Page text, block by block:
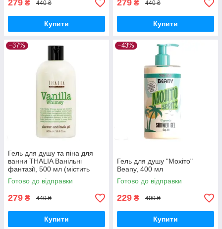
279 ₴ 440 ₴
Купити
279 ₴ 440 ₴
Купити
–37%
Гель для душу та піна для
ванни THALIA Ванільні
фантазії, 500 мл (містить
натуральний екстракт
стрючкової ванілі)
Готово до відправки
279 ₴ 440 ₴
Купити
–43%
Гель для душу "Мохіто"
Beany, 400 мл
Готово до відправки
229 ₴ 400 ₴
Купити